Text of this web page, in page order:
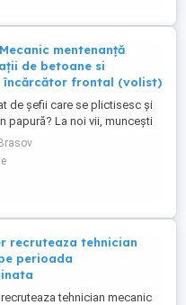
electrician; - abilitati excelente
si rezolvare ...
mentenanță
de betoane si
încărcător frontal (volist)
de șefii care se plictisesc și
papură? La noi vii, muncești
luna pleci cu banii în buzunar!
om harnic, serios și
doctori în științe . Să ai
recruteaza tehnician
perioada
tehnician mecanic